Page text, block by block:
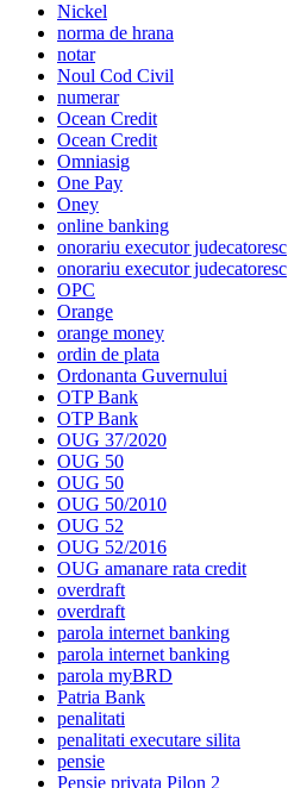
Nickel
norma de hrana
notar
Noul Cod Civil
numerar
Ocean Credit
Ocean Credit
Omniasig
One Pay
Oney
online banking
onorariu executor judecatoresc
onorariu executor judecatoresc
OPC
Orange
orange money
ordin de plata
Ordonanta Guvernului
OTP Bank
OTP Bank
OUG 37/2020
OUG 50
OUG 50
OUG 50/2010
OUG 52
OUG 52/2016
OUG amanare rata credit
overdraft
overdraft
parola internet banking
parola internet banking
parola myBRD
Patria Bank
penalitati
penalitati executare silita
pensie
Pensie privata Pilon 2